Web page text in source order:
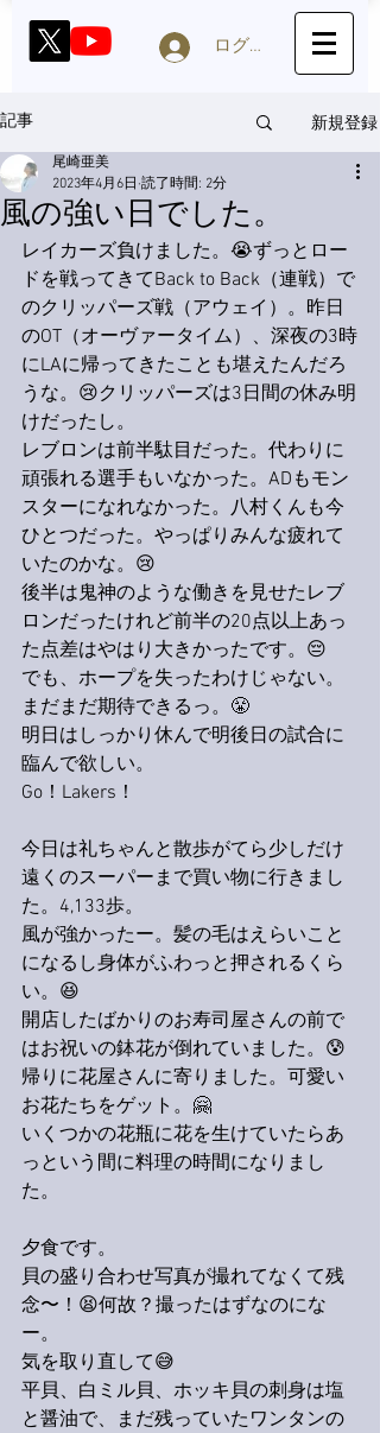
ログイン
記事 新規登録
風の強い日でした。
尾崎亜美
2023年4月6日 読了時間: 2分
レイカーズ負けました。😭ずっとロー
ドを戦ってきてBack to Back（連戦）で
のクリッパーズ戦（アウェイ）。昨日
のOT（オーヴァータイム）、深夜の3時
にLAに帰ってきたことも堪えたんだろ
うな。😢クリッパーズは3日間の休み明
けだったし。
レブロンは前半駄目だった。代わりに
頑張れる選手もいなかった。ADもモン
スターになれなかった。八村くんも今
ひとつだった。やっぱりみんな疲れて
いたのかな。😢
後半は鬼神のような働きを見せたレブ
ロンだったけれど前半の20点以上あっ
た点差はやはり大きかったです。😔
でも、ホープを失ったわけじゃない。
まだまだ期待できるっ。😤
明日はしっかり休んで明後日の試合に
臨んで欲しい。
Go！Lakers！
今日は礼ちゃんと散歩がてら少しだけ
遠くのスーパーまで買い物に行きまし
た。4,133歩。
風が強かったー。髪の毛はえらいこと
になるし身体がふわっと押されるくら
い。😆
開店したばかりのお寿司屋さんの前で
はお祝いの鉢花が倒れていました。😰
帰りに花屋さんに寄りました。可愛い
お花たちをゲット。🤗
いくつかの花瓶に花を生けていたらあ
っという間に料理の時間になりまし
た。
夕食です。
貝の盛り合わせ写真が撮れてなくて残
念〜！😫何故？撮ったはずなのにな
ー。
気を取り直して😅
平貝、白ミル貝、ホッキ貝の刺身は塩
と醤油で、まだ残っていたワンタンの